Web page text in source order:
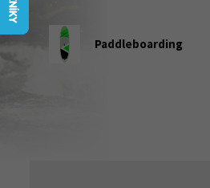
Paddleboarding